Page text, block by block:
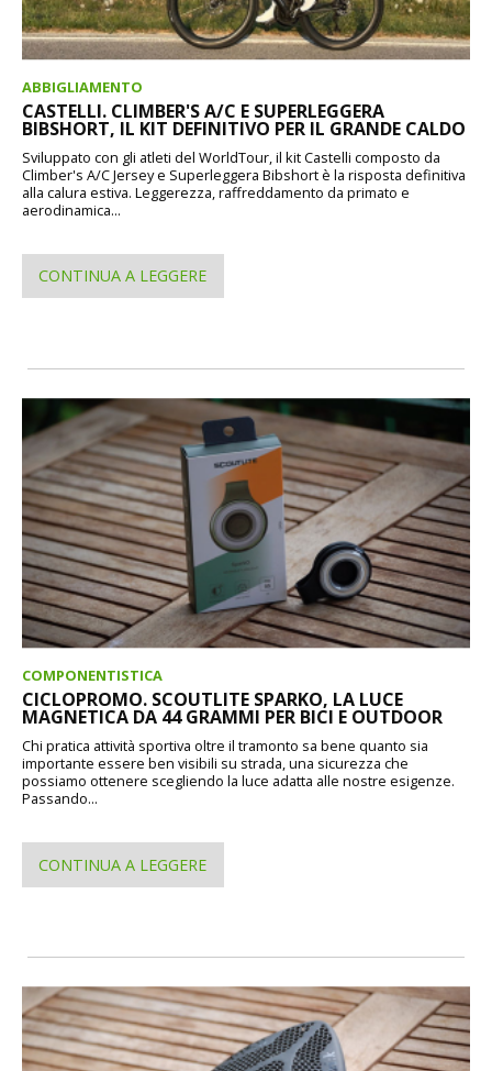
ABBIGLIAMENTO
CASTELLI. CLIMBER'S A/C E SUPERLEGGERA
BIBSHORT, IL KIT DEFINITIVO PER IL GRANDE CALDO
Sviluppato con gli atleti del WorldTour, il kit Castelli composto da
Climber's A/C Jersey e Superleggera Bibshort è la risposta definitiva
alla calura estiva. Leggerezza, raffreddamento da primato e
aerodinamica...
CONTINUA A LEGGERE
COMPONENTISTICA
CICLOPROMO. SCOUTLITE SPARKO, LA LUCE
MAGNETICA DA 44 GRAMMI PER BICI E OUTDOOR
Chi pratica attività sportiva oltre il tramonto sa bene quanto sia
importante essere ben visibili su strada, una sicurezza che
possiamo ottenere scegliendo la luce adatta alle nostre esigenze.
Passando...
CONTINUA A LEGGERE